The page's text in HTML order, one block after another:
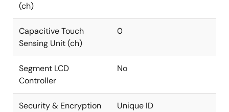
(ch)
Capacitive Touch
Sensing Unit (ch)
0
Segment LCD
Controller
No
Security & Encryption Unique ID